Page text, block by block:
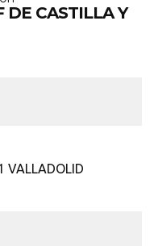
DE CASTILLA Y
VALLADOLID